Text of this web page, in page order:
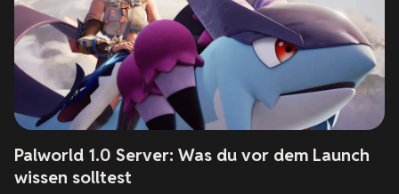
Palworld 1.0 Server: Was du vor dem Launch
wissen solltest